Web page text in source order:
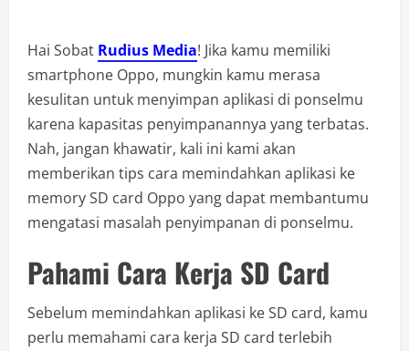
Hai Sobat Rudius Media! Jika kamu memiliki
smartphone Oppo, mungkin kamu merasa
kesulitan untuk menyimpan aplikasi di ponselmu
karena kapasitas penyimpanannya yang terbatas.
Nah, jangan khawatir, kali ini kami akan
memberikan tips cara memindahkan aplikasi ke
memory SD card Oppo yang dapat membantumu
mengatasi masalah penyimpanan di ponselmu.
Pahami Cara Kerja SD Card
Sebelum memindahkan aplikasi ke SD card, kamu
perlu memahami cara kerja SD card terlebih